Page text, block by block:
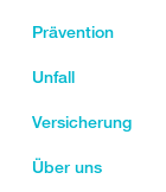
Prävention
Unfall
Versicherung
Über uns